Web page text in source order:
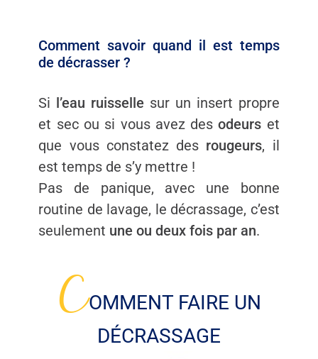
Comment savoir quand il est temps
de décrasser ?
Si l’eau ruisselle sur un insert propre
et sec ou si vous avez desodeurs et
que vous constatez des rougeurs, il
est temps de s’y mettre !
Pas de panique, avec une bonne
routine de lavage, le décrassage, c’est
seulement une ou deux fois par an.
COMMENT FAIRE UN
DÉCRASSAGE